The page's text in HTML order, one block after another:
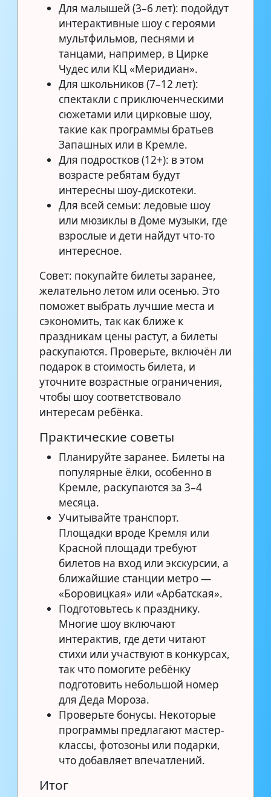
Для малышей (3–6 лет): подойдут
интерактивные шоу с героями
мультфильмов, песнями и
танцами, например, в Цирке
Чудес или КЦ «Меридиан».
Для школьников (7–12 лет):
спектакли с приключенческими
сюжетами или цирковые шоу,
такие как программы братьев
Запашных или в Кремле.
Для подростков (12+): в этом
возрасте ребятам будут
интересны шоу-дискотеки.
Для всей семьи: ледовые шоу
или мюзиклы в Доме музыки, где
взрослые и дети найдут что-то
интересное.
Совет: покупайте билеты заранее,
желательно летом или осенью. Это
поможет выбрать лучшие места и
сэкономить, так как ближе к
праздникам цены растут, а билеты
раскупаются. Проверьте, включён ли
подарок в стоимость билета, и
уточните возрастные ограничения,
чтобы шоу соответствовало
интересам ребёнка.
Практические советы
Планируйте заранее. Билеты на
популярные ёлки, особенно в
Кремле, раскупаются за 3–4
месяца.
Учитывайте транспорт.
Площадки вроде Кремля или
Красной площади требуют
билетов на вход или экскурсии, а
ближайшие станции метро —
«Боровицкая» или «Арбатская».
Подготовьтесь к празднику.
Многие шоу включают
интерактив, где дети читают
стихи или участвуют в конкурсах,
так что помогите ребёнку
подготовить небольшой номер
для Деда Мороза.
Проверьте бонусы. Некоторые
программы предлагают мастер-
классы, фотозоны или подарки,
что добавляет впечатлений.
Итог